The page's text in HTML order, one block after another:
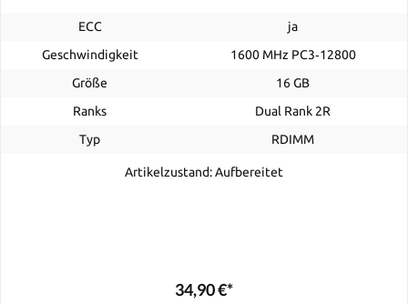
ECC
ja
Geschwindigkeit
1600 MHz PC3‑12800
Größe
16 GB
Ranks
Dual Rank 2R
Typ
RDIMM
Artikelzustand: Aufbereitet
34,90 €*